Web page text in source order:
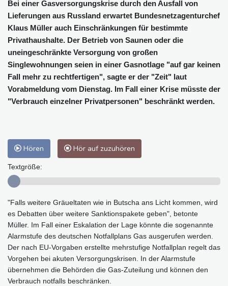
Bei einer Gasversorgungskrise durch den Ausfall von
Lieferungen aus Russland erwartet Bundesnetzagenturchef
Klaus Müller auch Einschränkungen für bestimmte
Privathaushalte. Der Betrieb von Saunen oder die
uneingeschränkte Versorgung von großen
Singlewohnungen seien in einer Gasnotlage "auf gar keinen
Fall mehr zu rechtfertigen", sagte er der "Zeit" laut
Vorabmeldung vom Dienstag. Im Fall einer Krise müsste der
"Verbrauch einzelner Privatpersonen" beschränkt werden.
Hören Hör auf zuzuhören
Textgröße:
"Falls weitere Gräueltaten wie in Butscha ans Licht kommen, wird
es Debatten über weitere Sanktionspakete geben", betonte
Müller. Im Fall einer Eskalation der Lage könnte die sogenannte
Alarmstufe des deutschen Notfallplans Gas ausgerufen werden.
Der nach EU-Vorgaben erstellte mehrstufige Notfallplan regelt das
Vorgehen bei akuten Versorgungskrisen. In der Alarmstufe
übernehmen die Behörden die Gas-Zuteilung und können den
Verbrauch notfalls beschränken.